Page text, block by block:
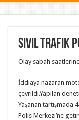
Sivil trafik
Olay sabah
İddiaya nazaran
çevrildi.Yapılan
Yaşanan tartışmada
Polis Merkezi’ne